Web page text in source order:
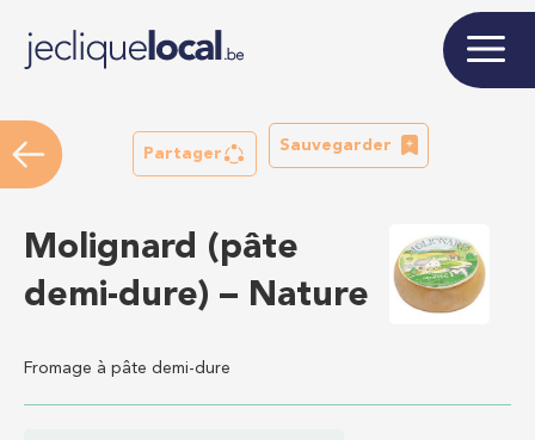
Partager
Sauvegarder
Molignard (pâte
demi-dure) – Nature
Fromage à pâte demi-dure